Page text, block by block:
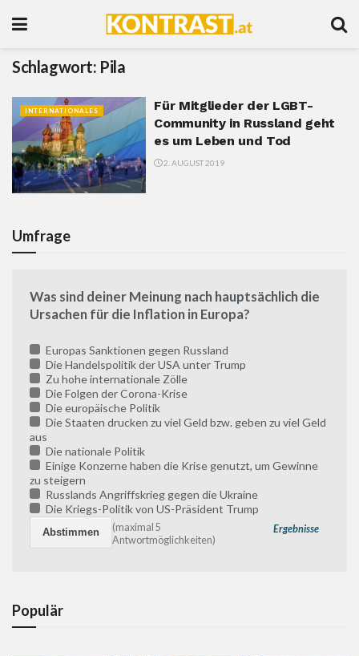
Schlagwort: Pila
INTERNATIONALES
Für Mitglieder der LGBT-
Community in Russland geht
es um Leben und Tod
2. AUGUST 2019
Umfrage
Was sind deiner Meinung nach hauptsächlich die
Ursachen für die Inflation in Europa?
Europas Sanktionen gegen Russland
Die Handelspolitik der USA unter Trump
Zu hohe internationale Zölle
Die Folgen der Corona-Krise
Die europäische Politik
Die Staaten drucken zu viel Geld bzw. geben zu viel Geld
aus
Die nationale Politik
Einige Konzerne haben die Krise genutzt, um Gewinne
zu steigern
Russlands Angriffskrieg gegen die Ukraine
Die Kriegs-Politik von US-Präsident Trump
Ergebnisse
(maximal 5
Antwortmöglichkeiten)
Populär